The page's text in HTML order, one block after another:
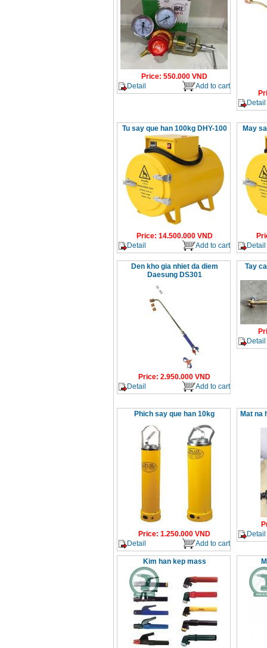
Price: 550.000 VND
Detail
Add to cart
Detail
Tu say que han 100kg DHY-100
Price: 14.500.000VND
Detail
Add to cart
May
Detail
Den kho gia nhiet da diem
Daesung DS301
Price: 2.950.000 VND
Detail
Add to cart
Tay
Detail
Phich say que han 10kg
Price: 1.250.000 VND
Detail
Add to cart
Mat na
Detail
Kim han kep mass